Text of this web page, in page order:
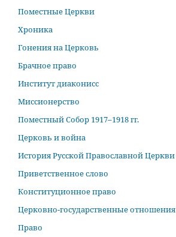
Поместные Церкви
Хроника
Гонения на Церковь
Брачное право
Институт диаконисс
Миссионерство
Поместный Собор 1917–1918 гг.
Церковь и война
История Русской Православной Церкви
Приветственное слово
Конституционное право
Церковно-государственные отношения
Право